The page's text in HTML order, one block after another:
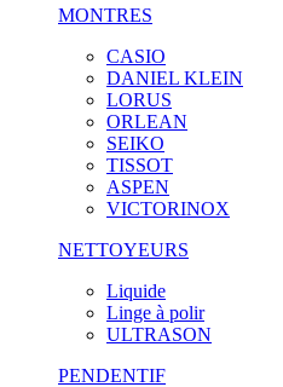
MONTRES
CASIO
DANIEL KLEIN
LORUS
ORLEAN
SEIKO
TISSOT
ASPEN
VICTORINOX
NETTOYEURS
Liquide
Linge à polir
ULTRASON
PENDENTIF